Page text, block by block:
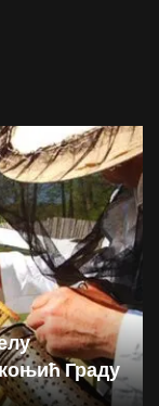
Граду